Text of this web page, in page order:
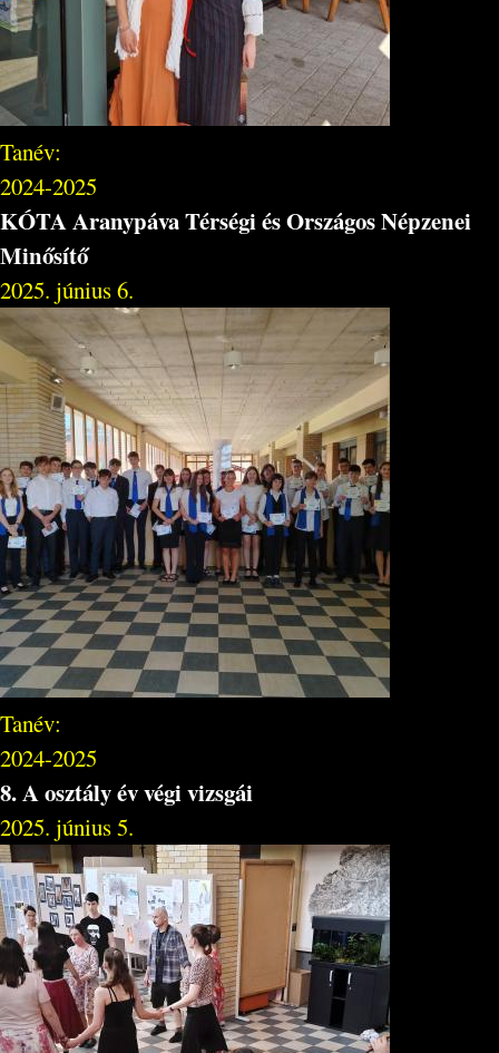
Tanév:
2024-2025
KÓTA Aranypáva Térségi és Országos Népzenei
Minősítő
2025. június 6.
Tanév:
2024-2025
8. A osztály év végi vizsgái
2025. június 5.